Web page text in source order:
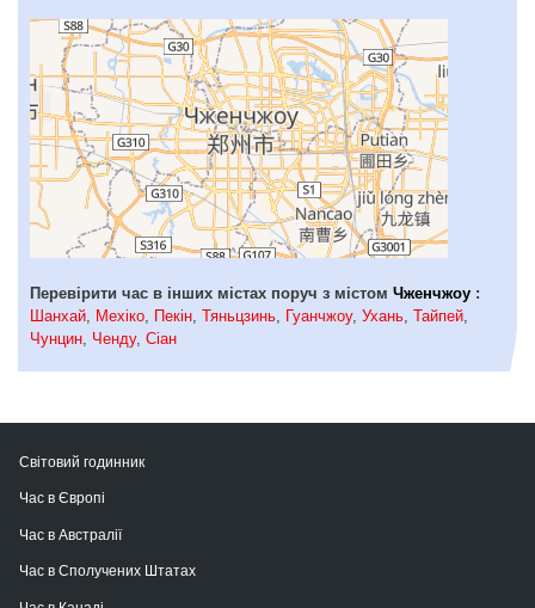
Перевірити час в інших містах поруч з містом Чженчжоу :
Шанхай, Мехіко, Пекін, Тяньцзинь, Гуанчжоу, Ухань, Тайпей,
Чунцин, Ченду, Сіан
Світовий годинник
Час в Європі
Час в Австралії
Час в Сполучених Штатах